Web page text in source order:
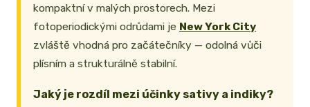
kompaktní v malých prostorech. Mezi
fotoperiodickými odrůdami je New York City
zvláště vhodná pro začátečníky — odolná vůči
plísním a strukturálně stabilní.
Jaký je rozdíl mezi účinky sativy a indiky?